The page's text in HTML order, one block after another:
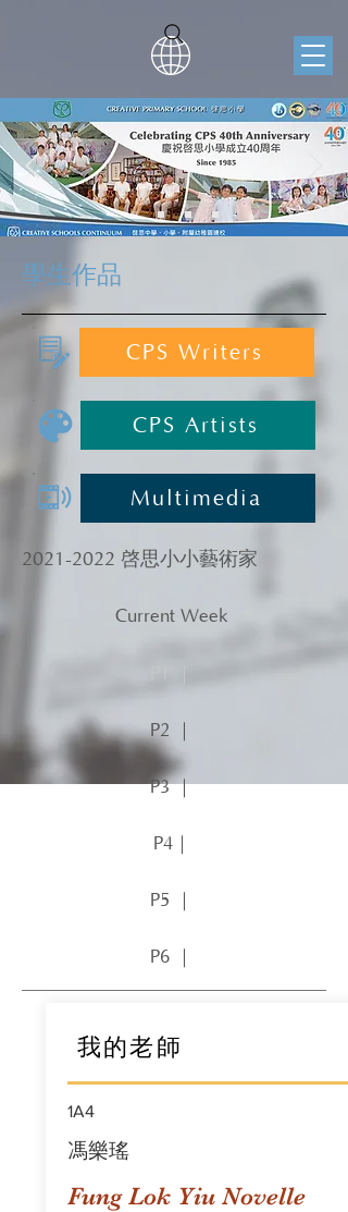
學生作品
CPS Writers
CPS Artists
Multimedia
2021-2022 啓思小小藝術家
Current Week
P2 ｜
P3 ｜
P4｜
P5 ｜
P6 ｜
我的老師
1A4
馮樂瑤
Fung Lok Yiu Novelle